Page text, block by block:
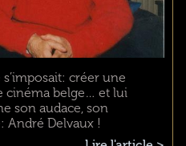
créer une
cinéma belge… et lui
son audace, son
André Delvaux !